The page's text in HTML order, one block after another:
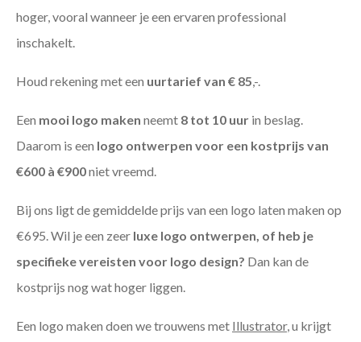
hoger, vooral wanneer je een ervaren professional
inschakelt.
Houd rekening met een uurtarief van € 85,-.
Een mooi logo maken neemt 8 tot 10 uur in beslag.
Daarom is een logo ontwerpen voor een kostprijs van
€600 à €900niet vreemd.
Bij ons ligt de gemiddelde prijs van een logo laten maken op
€695. Wil je een zeer luxe logo ontwerpen, of heb je
specifieke vereisten voor logo design? Dan kan de
kostprijs nog wat hoger liggen.
Een logo maken doen we trouwens met Illustrator, u krijgt